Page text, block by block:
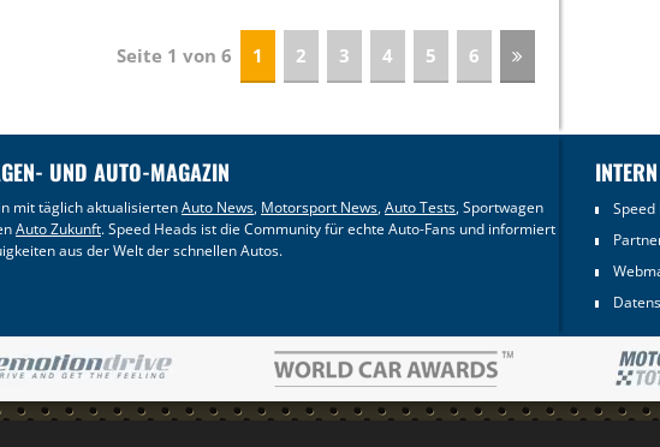
Seite 1 von 6 1 2 3 4 5 6
UND AUTO-MAGAZIN
mit täglich aktualisiertenAuto News, Motorsport News,Auto Tests, Sportwagen
Auto Zukunft. Speed Heads ist die Community für echte Auto-Fans und informiert
aus der Welt der schnellen Autos.
INTERN
Speed